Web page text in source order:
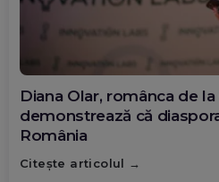
Diana Olar, românca de
demonstrează că
România
Citește articolul